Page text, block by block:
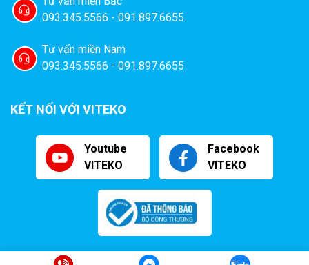
máy sau mỗi lần sử dụng là rất quan trọng để đảm bảo máy
luôn hoạt động tốt và kéo dài tuổi thọ cho thiết bị. Chúng ta
nên chú ý làm sạch buồng hút, thanh hàn và các bộ phận tiếp
xúc với sản phẩm. Bảo dưỡng thường xuyên cũng giúp thiết
bị hoạt động trơn tru, tránh các sự cố không mong muốn
trong quá trình sử dụng.
093.345.5566 - 091.897.6655
Tư vấn miền Nam
093.345.5566 - 091.897.6655
KẾT NỐI VỚI VITEKO
Youtube
VITEKO
Facebook
VITEKO